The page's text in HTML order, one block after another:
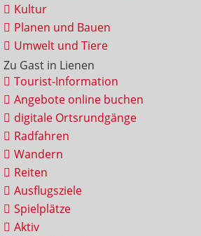
Kultur
Planen und Bauen
Umwelt und Tiere
Zu Gast in Lienen
Tourist-Information
Angebote online buchen
digitale Ortsrundgänge
Radfahren
Wandern
Reiten
Ausflugsziele
Spielplätze
Aktiv